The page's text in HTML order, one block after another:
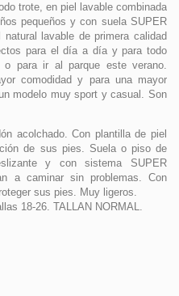
trote, en piel lavable combinada
pequeños y con suela SUPER
lavable de primera calidad
para el día a día y para todo
o para ir al parque este verano.
comodidad y para una mayor
modelo muy sport y casual. Son
acolchado. Con plantilla de piel
de sus pies. Suela o piso de
y con sistema SUPER
a caminar sin problemas. Con
sus pies. Muy ligeros.
18-26. TALLAN NORMAL.